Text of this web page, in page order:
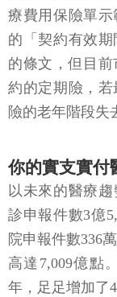
療費用保險單
的「契約有效
的條文，但目
約的定期險，
險的老年階段失
你的實支實付
以未來的醫療
診申報件數3億
院申報件數336
高達7,009億點
年，足足增加了